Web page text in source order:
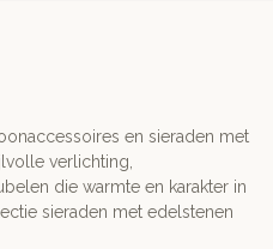
en sieraden met
verlichting,
die warmte en karakter in
sieraden met edelstenen